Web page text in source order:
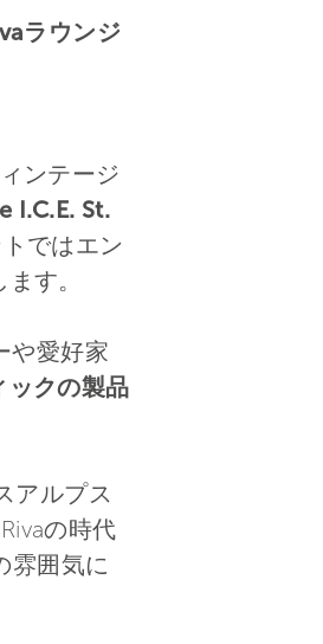
ラウンジ
ンテージ
I.C.E. St.
ではエン
す。
や愛好家
ックの製品
アルプス
の時代
雰囲気に